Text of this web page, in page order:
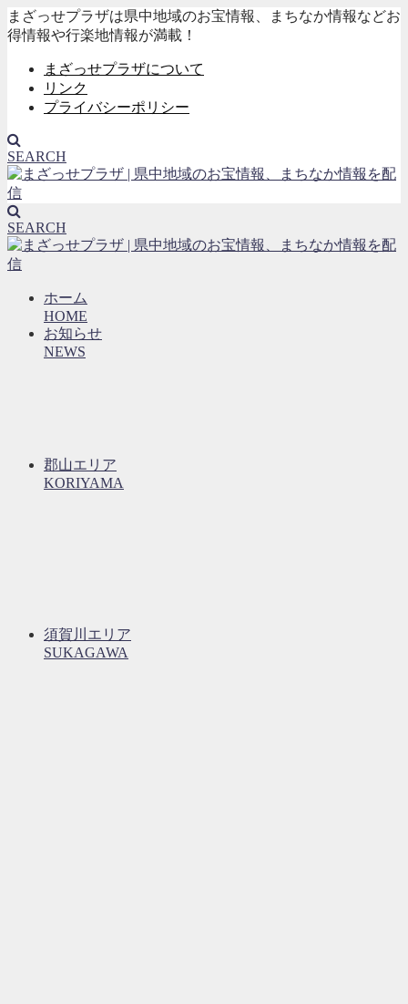
まざっせプラザは県中地域のお宝情報、まちなか情報などお
得情報や行楽地情報が満載！
まざっせプラザについて
リンク
プライバシーポリシー
SEARCH
SEARCH
ホーム
HOME
お知らせ
NEWS
郡山エリア
KORIYAMA
須賀川エリア
SUKAGAWA